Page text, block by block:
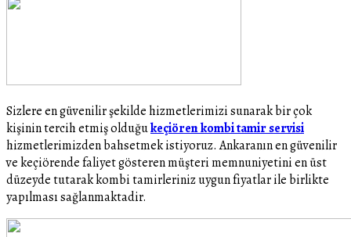
Sizlere en güvenilir şekilde hizmetlerimizi sunarak bir çok
kişinin tercih etmiş olduğukeçiören kombi tamir servisi
hizmetlerimizden bahsetmek istiyoruz. Ankaranın en güvenilir
ve keçiörende faliyet gösteren müşteri memnuniyetini en üst
düzeyde tutarak kombi tamirleriniz uygun fiyatlar ile birlikte
yapılması sağlanmaktadir.